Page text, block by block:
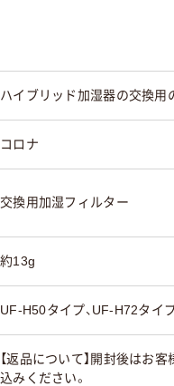
ハイブリッド加湿器の交換用
コロナ
交換用加湿フィルター
約13g
UF-H50タイプ、UF-H72タイ
【返品について】開封後はお
込みください。